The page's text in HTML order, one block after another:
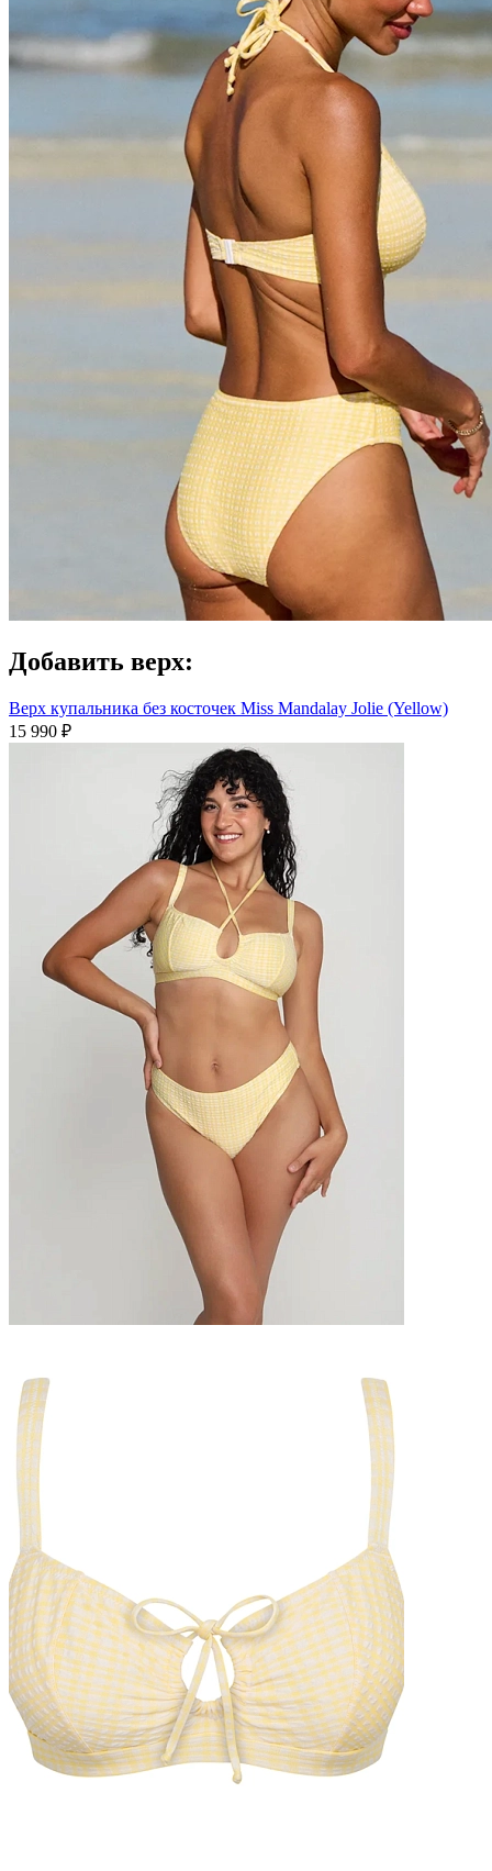
Добавить верх:
Верх купальника без косточек Miss Mandalay Jolie (Yellow)
15 990 ₽